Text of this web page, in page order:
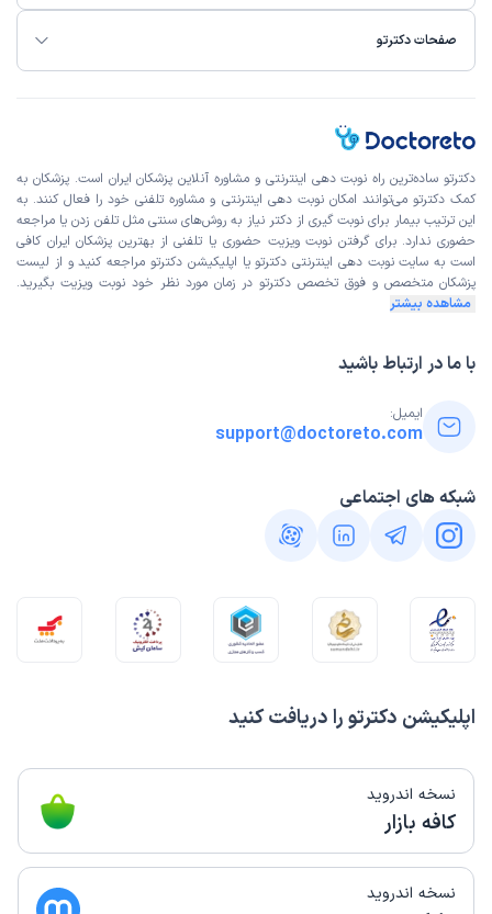
صفحات دکترتو
اپلیکیشن دکترتو را دریافت کنید
نسخه اندروید
کافه بازار
نسخه اندروید
دکترتو ساده‌ترین راه نوبت‌ دهی اینترنتی و مشاوره آنلاین پزشکان ایران است. پزشکان به
کمک دکترتو می‌توانند امکان نوبت دهی اینترنتی و مشاوره تلفنی خود را فعال کنند. به
این ترتیب بیمار برای نوبت گیری از دکتر نیاز به روش‌های سنتی مثل تلفن زدن یا مراجعه
حضوری ندارد. برای گرفتن نوبت ویزیت حضوری یا تلفنی از بهترین پزشکان ایران کافی
است به سایت نوبت دهی اینترنتی دکترتو یا اپلیکیشن دکترتو مراجعه کنید و از لیست
پزشکان متخصص و فوق تخصص دکترتو در زمان مورد نظر خود نوبت ویزیت بگیرید.
مشاهده بیشتر
با ما در ارتباط باشید
ایمیل:
support@doctoreto.com
شبکه های اجتماعی